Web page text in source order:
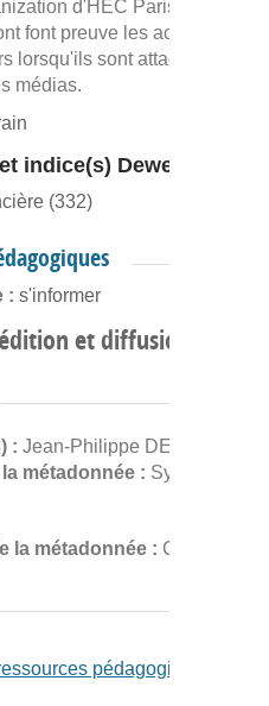
d'HEC Paris, pour
font preuve les acteurs du
lorsqu'ils sont attaqués
médias.
indice(s) Dewey
(332)
: s'informer
et diffusion
: Jean-Philippe DENIS
métadonnée : Sylvain
la métadonnée : Cyrille Buffet
pédagogiques